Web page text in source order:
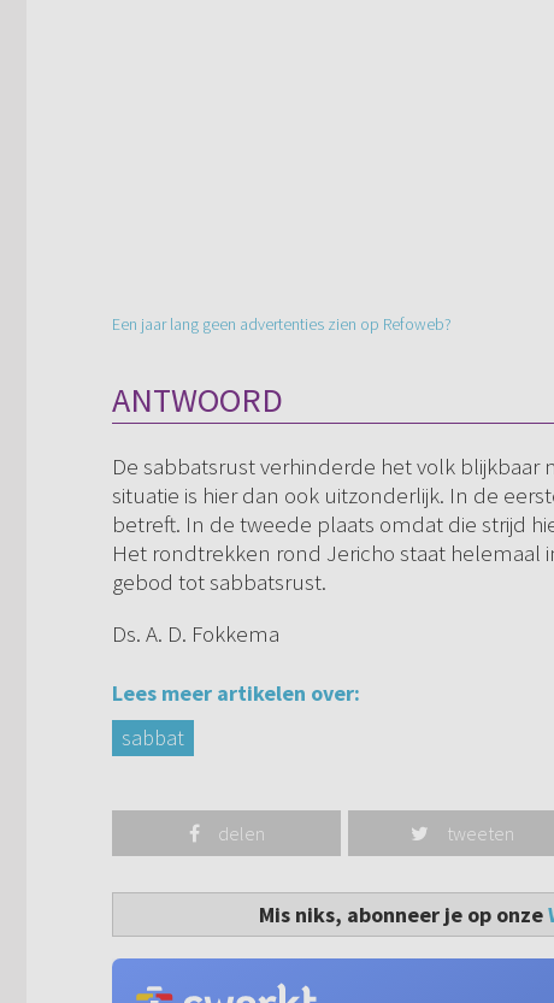
Een jaar lang geen advertenties zien op Refoweb?
ANTWOORD
De sabbatsrust verhinderde het volk
situatie is hier dan ook uitzonderlijk. In de
betreft. In de tweede plaats omdat die strijd
Het rondtrekken rond Jericho staat helemaal
gebod tot sabbatsrust.
Ds. A. D. Fokkema
Lees meer artikelen over:
sabbat
delen tweeten
Mis niks, abonneer je op onze